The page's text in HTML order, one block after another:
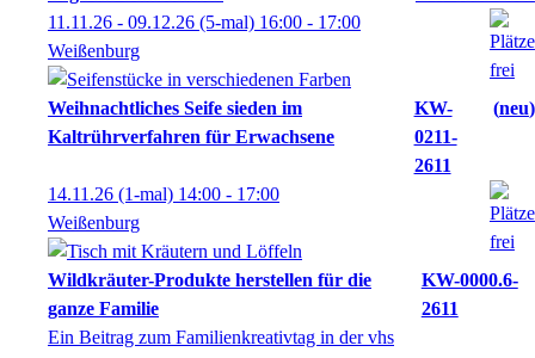
11.11.26 - 09.12.26 (5-mal) 16:00 - 17:00
Weißenburg
Weihnachtliches Seife sieden im
Kaltrührverfahren für Erwachsene
KW-
0211-
2611
neu
14.11.26 (1-mal) 14:00 - 17:00
Weißenburg
Wildkräuter-Produkte herstellen für die
ganze Familie
KW-0000.6-
2611
Ein Beitrag zum Familienkreativtag in der vhs